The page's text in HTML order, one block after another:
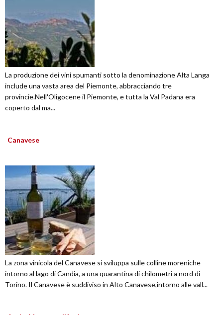
La produzione dei vini spumanti sotto la denominazione Alta Langa
include una vasta area del Piemonte, abbracciando tre
provincie.Nell'Oligocene il Piemonte, e tutta la Val Padana era
coperto dal ma...
Canavese
La zona vinicola del Canavese si sviluppa sulle colline moreniche
intorno al lago di Candia, a una quarantina di chilometri a nord di
Torino. Il Canavese è suddiviso in Alto Canavese,intorno alle vall...